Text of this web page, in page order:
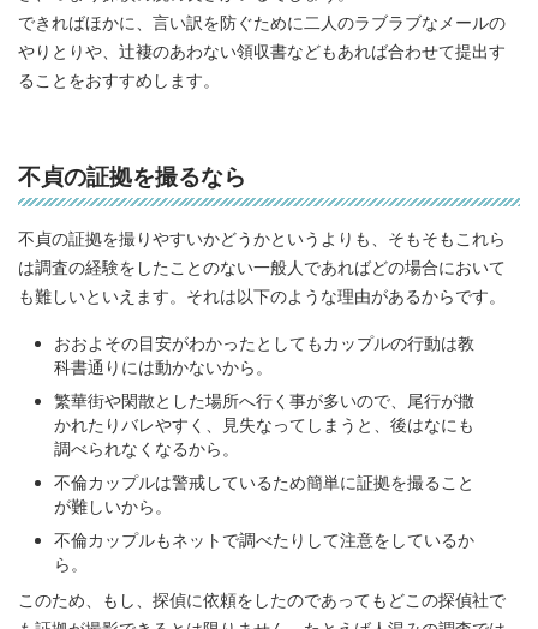
できればほかに、言い訳を防ぐために二人のラブラブなメールの
やりとりや、辻褄のあわない領収書などもあれば合わせて提出す
ることをおすすめします。
不貞の証拠を撮るなら
不貞の証拠を撮りやすいかどうかというよりも、そもそもこれら
は調査の経験をしたことのない一般人であればどの場合において
も難しいといえます。それは以下のような理由があるからです。
おおよその目安がわかったとしてもカップルの行動は教
科書通りには動かないから。
繁華街や閑散とした場所へ行く事が多いので、尾行が撒
かれたりバレやすく、見失なってしまうと、後はなにも
調べられなくなるから。
不倫カップルは警戒しているため簡単に証拠を撮ること
が難しいから。
不倫カップルもネットで調べたりして注意をしているか
ら。
このため、もし、探偵に依頼をしたのであってもどこの探偵社で